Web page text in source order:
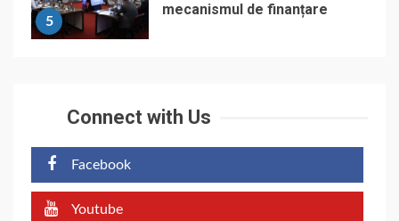
5
mecanismul de finanțare
Connect with Us
Facebook
Youtube